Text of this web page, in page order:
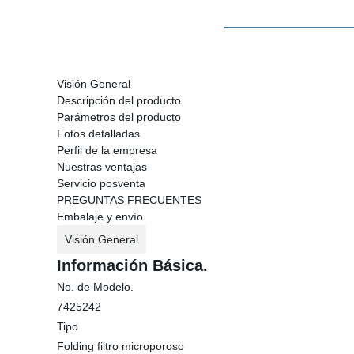
Visión General
Descripción del producto
Parámetros del producto
Fotos detalladas
Perfil de la empresa
Nuestras ventajas
Servicio posventa
PREGUNTAS FRECUENTES
Embalaje y envío
Visión General
Información Básica.
No. de Modelo.
7425242
Tipo
Folding filtro microporoso